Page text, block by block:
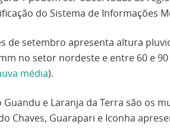
do Sistema de Informações
de setembro apresenta altura
no setor nordeste e entre 60 e
média).
Guandu e Laranja da Terra são os
Chaves, Guarapari e Iconha